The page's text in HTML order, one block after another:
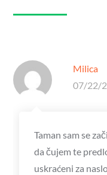
Milica
07/22/
Taman sam se
da čujem te
uskraćeni za